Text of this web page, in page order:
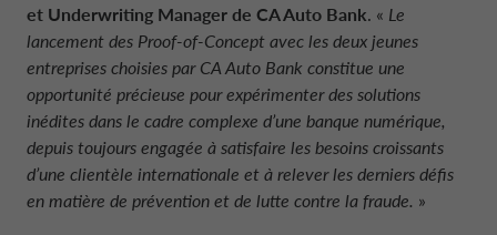
et Underwriting Manager de CA Auto Bank. « Le
lancement des Proof-of-Concept avec les deux jeunes
entreprises choisies par CA Auto Bank constitue une
opportunité précieuse pour expérimenter des solutions
inédites dans le cadre complexe d’une banque numérique,
depuis toujours engagée à satisfaire les besoins croissants
d’une clientèle internationale et à relever les derniers défis
en matière de prévention et de lutte contre la fraude. »